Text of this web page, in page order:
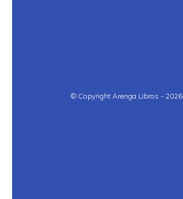
© Copyright Arenga Libros - 2026